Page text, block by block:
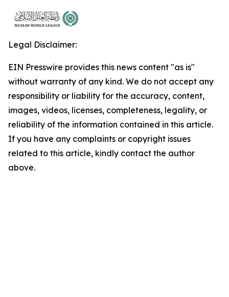
Legal Disclaimer:
EIN Presswire provides this news content "as is"
without warranty of any kind. We do not accept any
responsibility or liability for the accuracy, content,
images, videos, licenses, completeness, legality, or
reliability of the information contained in this article.
If you have any complaints or copyright issues
related to this article, kindly contact the author
above.